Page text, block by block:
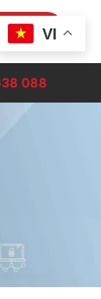
KHOẢN
088
VI